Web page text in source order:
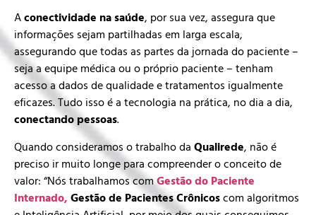
Aconectividade na saúde, por sua vez, assegura que
informações sejam partilhadas em larga escala,
assegurando que todas as partes da jornada do paciente –
seja a equipe médica ou o próprio paciente – tenham
acesso a dados de qualidade e tratamentos igualmente
eficazes. Tudo isso é a tecnologia na prática, no dia a dia,
conectando pessoas.
Quando consideramos o trabalho da Qualirede, não é
preciso ir muito longe para compreender o conceito de
valor: “Nós trabalhamos comGestão do Paciente
Internado, Gestão de Pacientes Crônicoscom algoritmos